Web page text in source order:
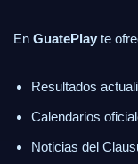
En GuatePlay te
Resultados
Calendarios
Noticias del